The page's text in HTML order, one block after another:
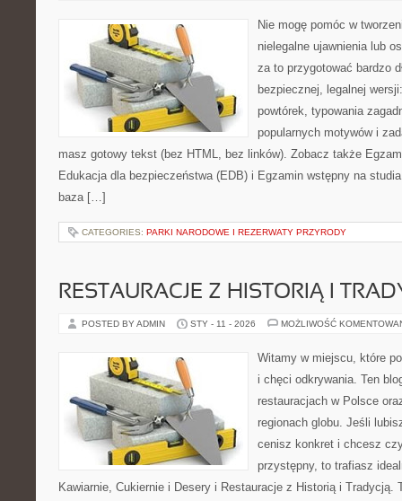
Nie mogę pomóc w
nielegalne ujawnienia lub
za to przygotować bardzo
bezpiecznej, legalnej
powtórek, typowania
popularnych motywów i
masz gotowy tekst (bez HTML, bez linków). Zobacz także
Edukacja dla bezpieczeństwa (EDB) i Egzamin wstępny na
baza […]
CATEGORIES: PARKI NARODOWE I REZERWATY PRZYRODY
RESTAURACJE Z HISTORIĄ I
POSTED BY ADMIN STY - 11 - 2026 MOŻLIWOŚĆ
Witamy w miejscu, które
i chęci odkrywania. Ten
restauracjach w Polsce
regionach globu. Jeśli
cenisz konkret i chcesz
przystępny, to trafiasz
Kawiarnie, Cukiernie i Desery i Restauracje z Historią i Tradycją.